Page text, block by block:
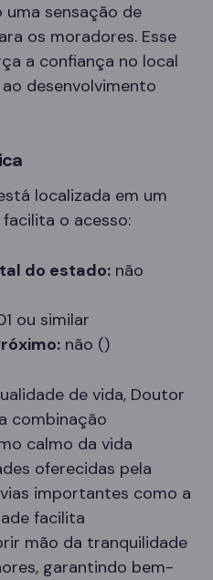
uma sensação de
os moradores. Esse
a confiança no local
desenvolvimento
localizada em um
o acesso:
do estado: não
ou similar
não ()
de vida, Doutor
combinação
calmo da vida
oferecidas pela
importantes como a
facilita
mão da tranquilidade
garantindo bem-